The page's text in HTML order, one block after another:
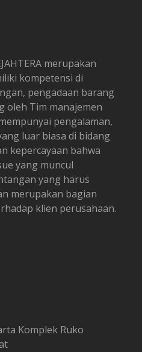
merupakan
kompetensi di
pengadaan barang
oleh Tim manajemen
pengalaman,
luar biasa di bidang
kepercayaan bahwa
yang muncul
yang harus
merupakan bagian
klien perusahaan.
Komplek Ruko